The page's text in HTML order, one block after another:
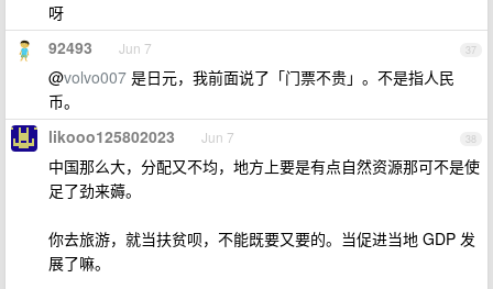
呀
37
92493 Jun 7
@volvo007 是日元，我前面说了「门票不贵」。不是指人民
币。
38
likooo125802023 Jun 7
中国那么大，分配又不均，地方上要是有点自然资源那可不是使
足了劲来薅。
你去旅游，就当扶贫呗，不能既要又要的。当促进当地 GDP 发
展了嘛。